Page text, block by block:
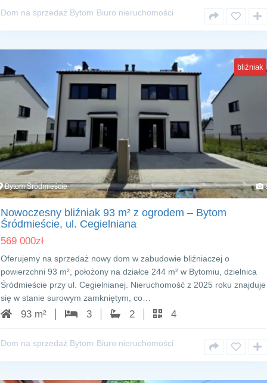
Dom na sprzedaż Bytom Biuro nieruchomości
bliźniak
Bytom Śródmieście
Nowoczesny bliźniak 93 m² z ogrodem – Bytom
Śródmieście, ul. Cegielniana
569 000zł
Oferujemy na sprzedaż nowy dom w zabudowie bliźniaczej o
powierzchni 93 m², położony na działce 244 m² w Bytomiu, dzielnica
Śródmieście przy ul. Cegielnianej. Nieruchomość z 2025 roku znajduje
się w stanie surowym zamkniętym, co…
93 m² 3 2 4
Dom na sprzedaż Bytom Biuro nieruchomości